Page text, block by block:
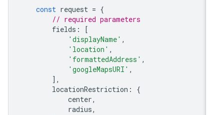
const request
// required parameters
fields
'displayName'
'location'
'formattedAddress'
'googleMapsURI'
locationRestriction
center
radius